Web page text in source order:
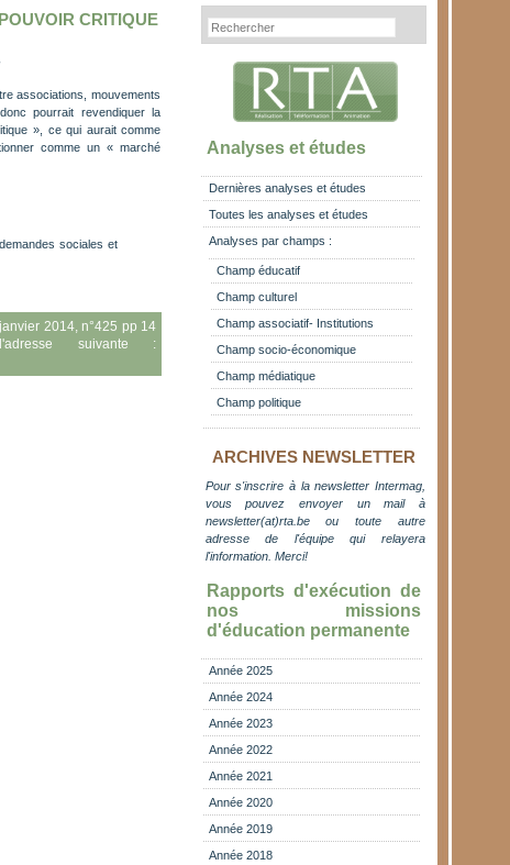
Analyses et études
Dernières analyses et études
Toutes les analyses et études
Analyses par champs :
Champ éducatif
Champ culturel
Champ associatif- Institutions
Champ socio-économique
Champ médiatique
Champ politique
ARCHIVES NEWSLETTER
Pour s'inscrire à la newsletter Intermag,
vous pouvez envoyer un mail à
newsletter(at)rta.beou toute autre
adresse de l'équipe qui relayera
l'information. Merci!
Rapports d'exécution de
nos missions
d'éducation permanente
Année 2025
Année 2024
Année 2023
Année 2022
Année 2021
Année 2020
Année 2019
Année 2018
CRITIQUE
associations, mouvements
pourrait revendiquer la
», ce qui aurait comme
comme un « marché
sociales et
janvier 2014, n°425 pp 14
suivante :